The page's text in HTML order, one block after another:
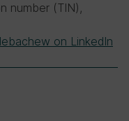
number (TIN),
on LinkedIn